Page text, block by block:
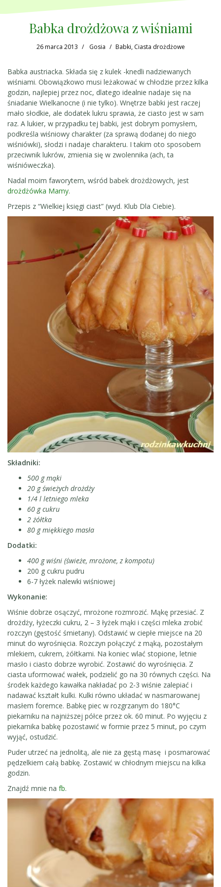
Babka drożdżowa z wiśniami
26 marca 2013 Gosia Babki, Ciasta drożdżowe
Babka austriacka. Składa się z kulek -knedli nadziewanych
wiśniami. Obowiązkowo musi leżakować w chłodzie przez kilka
godzin, najlepiej przez noc, dlatego idealnie nadaje się na
śniadanie Wielkanocne (i nie tylko). Wnętrze babki jest raczej
mało słodkie, ale dodatek lukru sprawia, że ciasto jest w sam
raz. A lukier, w przypadku tej babki, jest dobrym pomysłem,
podkreśla wiśniowy charakter (za sprawą dodanej do niego
wiśniówki), słodzi i nadaje charakteru. I takim oto sposobem
przeciwnik lukrów, zmienia się w zwolennika (ach, ta
wiśnióweczka).
Nadal moim faworytem, wśród babek drożdżowych, jest
drożdżówka Mamy.
Przepis z “Wielkiej księgi ciast” (wyd. Klub Dla Ciebie).
Składniki:
500 g mąki
20 g świeżych drożdży
1/4 l letniego mleka
60 g cukru
2 żółtka
80 g miękkiego masła
Dodatki:
400 g wiśni (świeże, mrożone, z kompotu)
200 g cukru pudru
6-7 łyżek nalewki wiśniowej
Wykonanie:
Wiśnie dobrze osączyć, mrożone rozmrozić. Mąkę przesiać. Z
drożdży, łyżeczki cukru, 2 – 3 łyżek mąki i części mleka zrobić
rozczyn (gęstość śmietany). Odstawić w ciepłe miejsce na 20
minut do wyrośnięcia. Rozczyn połączyć z mąką, pozostałym
mlekiem, cukrem, żółtkami. Na koniec wlać stopione, letnie
masło i ciasto dobrze wyrobić. Zostawić do wyrośnięcia. Z
ciasta uformować wałek, podzielić go na 30 równych części. Na
środek każdego kawałka nakładać po 2-3 wiśnie zalepiać i
nadawać kształt kulki. Kulki równo układać w nasmarowanej
masłem foremce. Babkę piec w rozgrzanym do 180°C
piekarniku na najniższej półce przez ok. 60 minut. Po wyjęciu z
piekarnika babkę pozostawić w formie przez 5 minut, po czym
wyjąć, ostudzić.
Puder utrzeć na jednolitą, ale nie za gęstą masę i posmarować
pędzelkiem całą babkę. Zostawić w chłodnym miejscu na kilka
godzin.
Znajdź mnie na fb.